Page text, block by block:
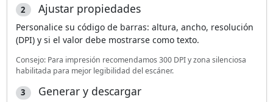
2 Ajustar propiedades
Personalice su código de barras: altura, ancho, resolución
(DPI) y si el valor debe mostrarse como texto.
Consejo: Para impresión recomendamos 300 DPI y zona silenciosa
habilitada para mejor legibilidad del escáner.
3 Generar y descargar